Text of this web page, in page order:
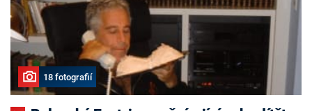
18 fotografií